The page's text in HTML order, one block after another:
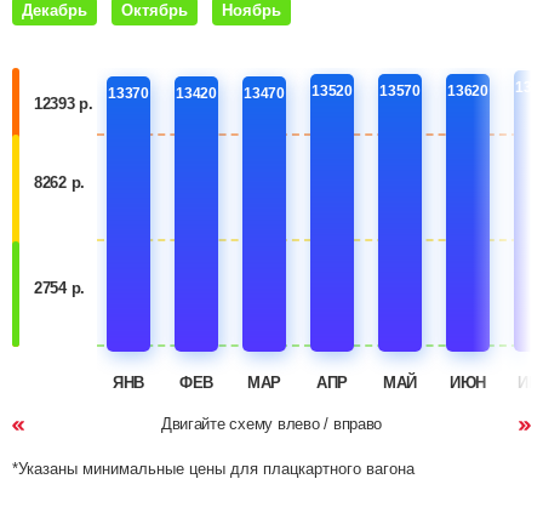
Декабрь Октябрь Ноябрь
12393 р.
8262 р.
2754 р.
13370
ЯНВ
13420
ФЕВ
13470
МАР
13520
АПР
13570
МАЙ
13620
ИЮН
Двигайте схему влево / вправо
*Указаны минимальные цены для плацкартного вагона